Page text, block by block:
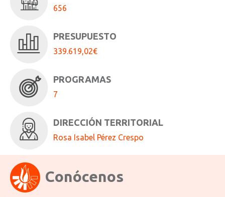
656
PRESUPUESTO
339.619,02€
PROGRAMAS
7
DIRECCIÓN TERRITORIAL
Rosa Isabel Pérez Crespo
Conócenos